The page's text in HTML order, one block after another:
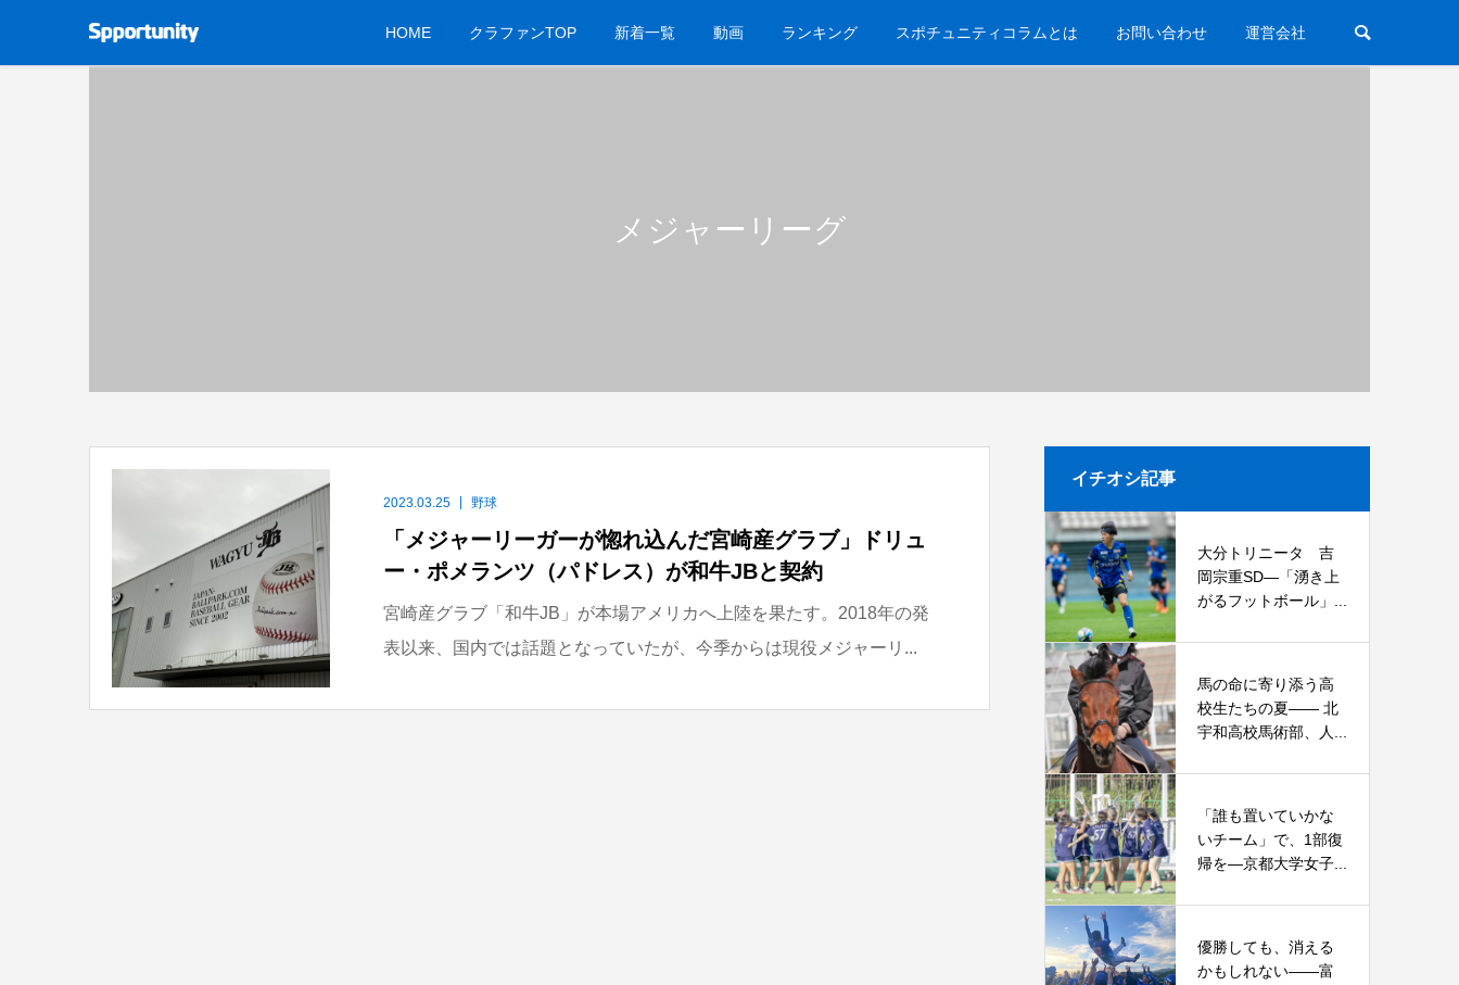
HOME クラファンTOP 新着一覧 動画 ランキング スポチュニティコラムとは お問い合わせ 運営会社
メジャーリーグ
2023.03.25 野球
「メジャーリーガーが惚れ込んだ宮崎産グラブ」ドリュ
ー・ポメランツ（パドレス）が和牛JBと契約
宮崎産グラブ「和牛JB」が本場アメリカへ上陸を果たす。2018年の発
表以来、国内では話題となっていたが、今季からは現役メジャーリ...
イチオシ記事
大分トリニータ 吉
岡宗重SD―「湧き上
がるフットボール」...
馬の命に寄り添う高
校生たちの夏—— 北
宇和高校馬術部、人...
「誰も置いていかな
いチーム」で、1部復
帰を―京都大学女子...
優勝しても、消える
かもしれない――富